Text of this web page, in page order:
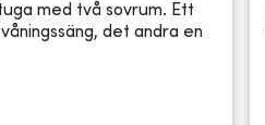
med två sovrum. Ett
det andra en